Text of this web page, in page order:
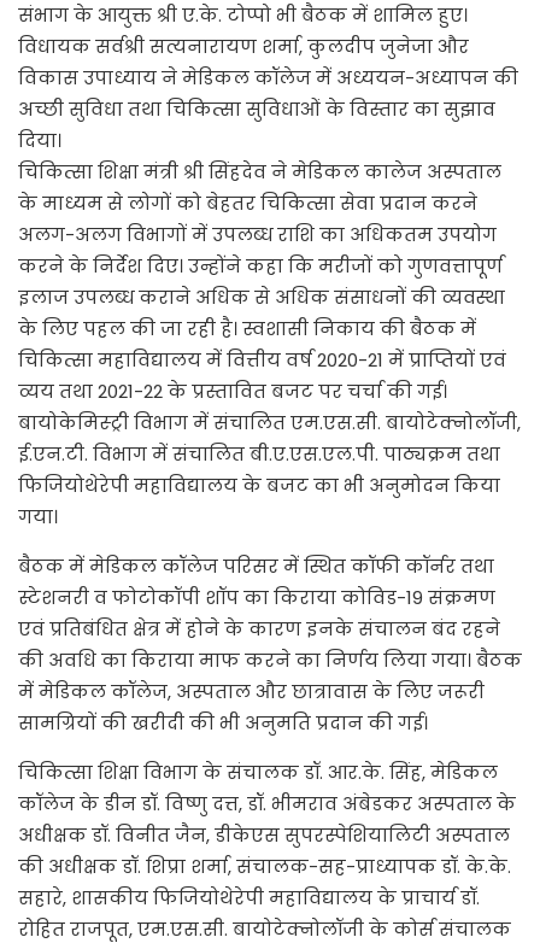
संभाग के आयुक्त श्री ए.के. टोप्पो भी बैठक में शामिल हुए।
विधायक सर्वश्री सत्यनारायण शर्मा, कुलदीप जुनेजा और
विकास उपाध्याय ने मेडिकल कॉलेज में अध्ययन-अध्यापन की
अच्छी सुविधा तथा चिकित्सा सुविधाओं के विस्तार का सुझाव
दिया।
चिकित्सा शिक्षा मंत्री श्री सिंहदेव ने मेडिकल कालेज अस्पताल
के माध्यम से लोगों को बेहतर चिकित्सा सेवा प्रदान करने
अलग-अलग विभागों में उपलब्ध राशि का अधिकतम उपयोग
करने के निर्देश दिए। उन्होंने कहा कि मरीजों को गुणवत्तापूर्ण
इलाज उपलब्ध कराने अधिक से अधिक संसाधनों की व्यवस्था
के लिए पहल की जा रही है। स्वशासी निकाय की बैठक में
चिकित्सा महाविद्यालय में वित्तीय वर्ष 2020-21 में प्राप्तियों एवं
व्यय तथा 2021-22 के प्रस्तावित बजट पर चर्चा की गई।
बायोकेमिस्ट्री विभाग में संचालित एम.एस.सी. बायोटेक्नोलॉजी,
ई.एन.टी. विभाग में संचालित बी.ए.एस.एल.पी. पाठ्यक्रम तथा
फिजियोथेरेपी महाविद्यालय के बजट का भी अनुमोदन किया
गया।
बैठक में मेडिकल कॉलेज परिसर में स्थित कॉफी कॉर्नर तथा
स्टेशनरी व फोटोकॉपी शॉप का किराया कोविड-19 संक्रमण
एवं प्रतिबंधित क्षेत्र में होने के कारण इनके संचालन बंद रहने
की अवधि का किराया माफ करने का निर्णय लिया गया। बैठक
में मेडिकल कॉलेज, अस्पताल और छात्रावास के लिए जरूरी
सामग्रियों की खरीदी की भी अनुमति प्रदान की गई।
चिकित्सा शिक्षा विभाग के संचालक डॉ. आर.के. सिंह, मेडिकल
कॉलेज के डीन डॉ. विष्णु दत्त, डॉ. भीमराव अंबेडकर अस्पताल के
अधीक्षक डॉ. विनीत जैन, डीकेएस सुपरस्पेशियालिटी अस्पताल
की अधीक्षक डॉ. शिप्रा शर्मा, संचालक-सह-प्राध्यापक डॉ. के.के.
सहारे, शासकीय फिजियोथेरेपी महाविद्यालय के प्राचार्य डॉ.
रोहित राजपूत, एम.एस.सी. बायोटेक्नोलॉजी के कोर्स संचालक